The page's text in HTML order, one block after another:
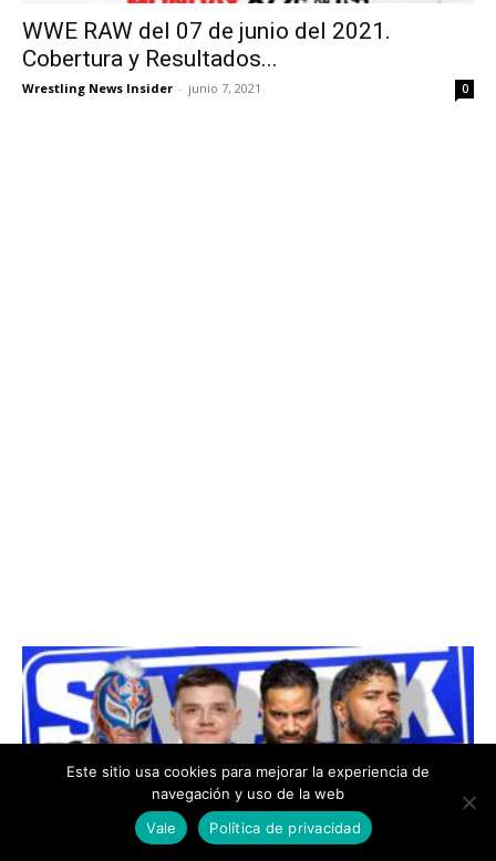
WWE RAW del 07 de junio del 2021.
Cobertura y Resultados...
Wrestling News Insider - junio 7, 2021 0
Este sitio usa cookies para mejorar la experiencia de
navegación y uso de la web
Vale
Política de privacidad